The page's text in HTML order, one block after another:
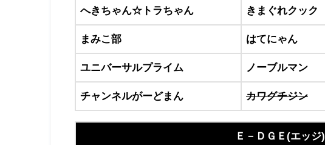
へきちゃん☆トラちゃん きまぐれクック
まみこ部 はてにゃん
ユニバーサルプライム ノーブルマン
チャンネルがーどまん カワグチジン
Ｅ－ＤＧＥ(エッジ)